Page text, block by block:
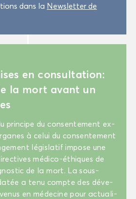
dans la News­let­ter de
en consul­ta­tion:
la mort avant un
prin­cipe du consen­te­ment ex­
à celui du consen­te­ment
lé­gis­la­tif im­pose une
médico-​éthiques de
de la mort. La sous-​
a tenu compte des dé­ve­
en mé­de­cine pour ac­tua­li­